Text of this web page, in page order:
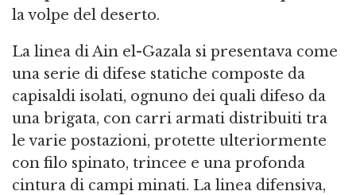
la volpe del deserto.
La linea di Ain el-Gazala si presentava come
una serie di difese statiche composte da
capisaldi isolati, ognuno dei quali difeso da
una brigata, con carri armati distribuiti tra
le varie postazioni, protette ulteriormente
con filo spinato, trincee e una profonda
cintura di campi minati. La linea difensiva,